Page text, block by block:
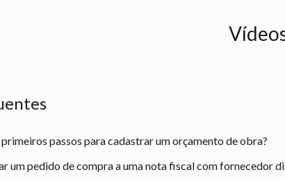
passos para cadastrar um orçamento de obra?
um pedido de compra a uma nota fiscal com fornecedor